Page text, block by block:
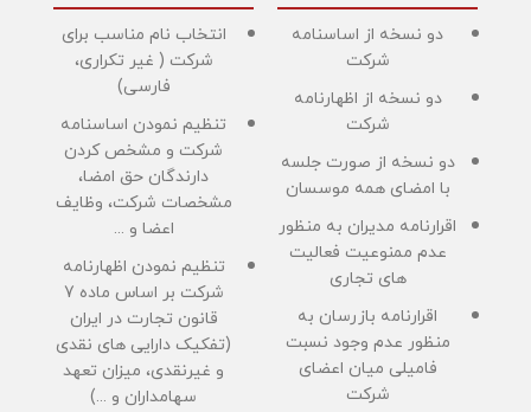
دو نسخه از اساسنامه
شرکت
دو نسخه از اظهارنامه
شرکت
دو نسخه از صورت جلسه
با امضای همه موسسان
اقرارنامه مدیران به منظور
عدم ممنوعیت فعالیت
های تجاری
اقرارنامه بازرسان به
منظور عدم وجود نسبت
فامیلی میان اعضای
شرکت
انتخاب نام مناسب برای
شرکت ( غیر تکراری،
فارسی)
تنظیم نمودن اساسنامه
شرکت و مشخص کردن
دارندگان حق امضا،
مشخصات شرکت، وظایف
اعضا و ...
تنظیم نمودن اظهارنامه
شرکت بر اساس ماده 7
قانون تجارت در ایران
(تفکیک دارایی های نقدی
و غیرنقدی، میزان تعهد
سهامداران و ...)